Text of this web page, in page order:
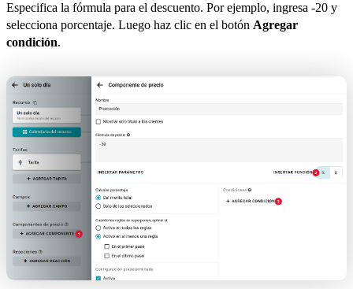
Especifica la fórmula para el descuento. Por ejemplo, ingresa -20 y
selecciona porcentaje. Luego haz clic en el botón Agregar
condición.